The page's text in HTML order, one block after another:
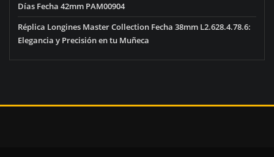
Días Fecha 42mm PAM00904
Réplica Longines Master Collection Fecha 38mm L2.628.4.78.6:
Elegancia y Precisión en tu Muñeca